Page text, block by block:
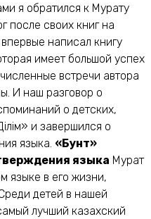
я обратился к Мурату
после своих книг на
написал книгу
имеет большой успех
встречи автора
И наш разговор о
о детских,
и завершился о
языка. «Бунт»
языка Мурат
языке в его жизни,
детей в нашей
лучший казахский